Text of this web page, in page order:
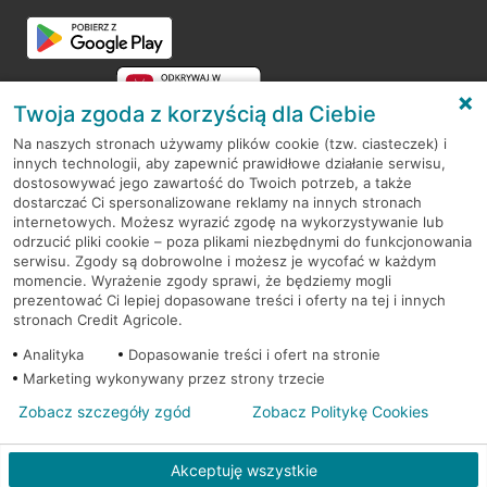
RODO
Regulamin serwisu
Mapa serwisu
PolitykaCookies
© 2026 Credit Agricole Bank Polska S.A. Wszelkie prawa zastrzeżone
Twoja zgoda z korzyścią dla Ciebie
Na naszych stronach używamy plików cookie (tzw. ciasteczek) i
innych technologii, aby zapewnić prawidłowe działanie serwisu,
dostosowywać jego zawartość do Twoich potrzeb, a także
dostarczać Ci spersonalizowane reklamy na innych stronach
internetowych. Możesz wyrazić zgodę na wykorzystywanie lub
odrzucić pliki cookie – poza plikami niezbędnymi do funkcjonowania
serwisu. Zgody są dobrowolne i możesz je wycofać w każdym
momencie. Wyrażenie zgody sprawi, że będziemy mogli
prezentować Ci lepiej dopasowane treści i oferty na tej i innych
stronach Credit Agricole.
Analityka
Dopasowanie treści i ofert na stronie
Marketing wykonywany przez strony trzecie
Akceptuję wszystkie
Zobacz szczegóły zgód Zobacz Politykę Cookies